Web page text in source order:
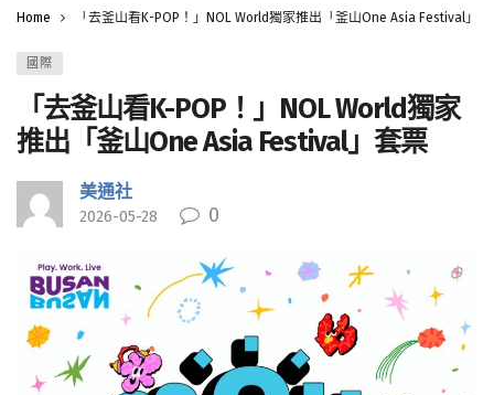
Home 「去釜山看K-POP！」NOL World獨家推出「釜山One Asia Festival」
國際
「去釜山看K-POP！」NOL World獨家
推出「釜山One Asia Festival」套票
美通社
2026-05-28 0